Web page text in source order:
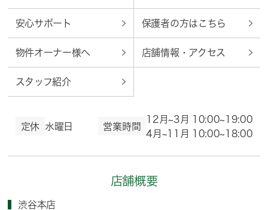
安心サポート 保護者の方はこちら
物件オーナー様へ 店舗情報・アクセス
スタッフ紹介
定休 水曜日 営業時間
12月~3月 10:00~19:00
4月~11月 10:00~18:00
店舗概要
渋谷本店